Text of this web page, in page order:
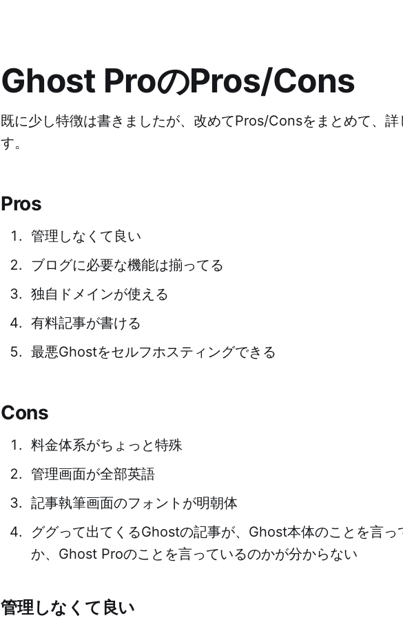
Ghost ProのPros/Cons
既に少し特徴は書きましたが、改めてPros/Consをまとめて、詳
す。
Pros
管理しなくて良い
ブログに必要な機能は揃ってる
独自ドメインが使える
有料記事が書ける
最悪Ghostをセルフホスティングできる
Cons
料金体系がちょっと特殊
管理画面が全部英語
記事執筆画面のフォントが明朝体
ググって出てくるGhostの記事が、Ghost本体のことを言っ
か、Ghost Proのことを言っているのかが分からない
管理しなくて良い